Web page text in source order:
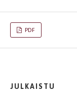
PDF
JULKAISTU